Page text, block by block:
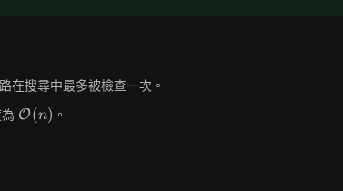
在搜尋中最多被檢查一次。
\mathcal{O}
O(n) 。